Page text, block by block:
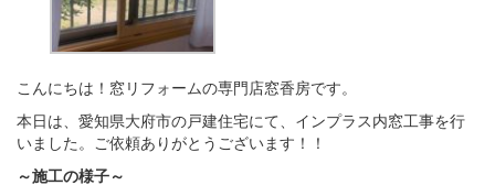
こんにちは！窓リフォームの専門店窓香房です。
本日は、愛知県大府市の戸建住宅にて、インプラス内窓工事を行
いました。ご依頼ありがとうございます！！
～施工の様子～